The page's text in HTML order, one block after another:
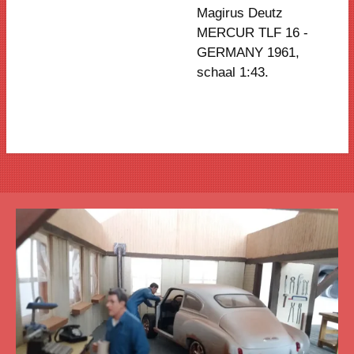
Magirus Deutz
MERCUR TLF 16 -
GERMANY 1961,
schaal 1:43.